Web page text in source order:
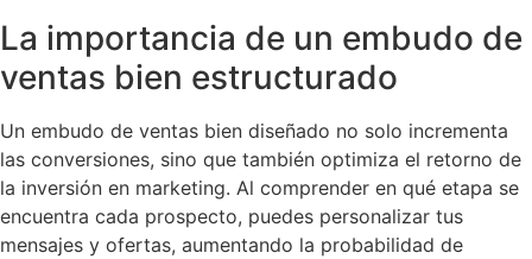
La importancia de un embudo de
ventas bien estructurado
Un embudo de ventas bien diseñado no solo incrementa
las conversiones, sino que también optimiza el retorno de
la inversión en marketing. Al comprender en qué etapa se
encuentra cada prospecto, puedes personalizar tus
mensajes y ofertas, aumentando la probabilidad de